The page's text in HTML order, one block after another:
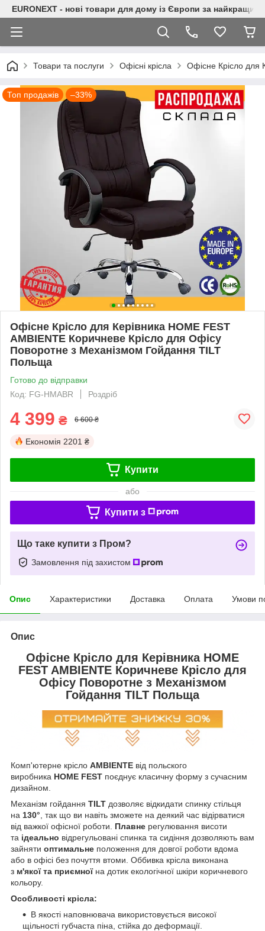
EURONEXT - нові товари для дому із Європи за
Товари та послуги Офісні крісла Офісне Крісло для
Топ продажів –33%
Офісне Крісло для Керівника HOME FEST
AMBIENTE Коричневе Крісло для Офісу
Поворотне з Механізмом Гойдання TILT
Польща
Готово до відправки
Код: FG-HMABR
Роздріб
4 399 ₴ 6 600 ₴
Економія 2201 ₴
Купити
або
Купити з
Що таке купити з Пром?
Замовлення під захистом
Опис Характеристики Доставка Оплата Умови
Опис
Офісне Крісло для Керівника HOME
FEST AMBIENTE Коричневе Крісло для
Офісу Поворотне з Механізмом
Гойдання TILT Польща
Комп'ютерне крісло AMBIENTE від польского
виробника HOME FEST поєднує класичну форму з сучасним
дизайном.
Механізм гойдання TILT дозволяє відкидати спинку стільця
на 130° , так що ви навіть зможете на деякий час відірватися
від важкої офісної роботи. Плавне регулювання висоти
та ідеально відрегульовані спинка та сидіння дозволяють вам
зайняти оптимальне положення для довгої роботи вдома
або в офісі без почуття втоми. Оббивка крісла виконана
з м'якої та приємноїна дотик екологічної шкіри коричневого
кольору.
Особливості крісла:
В якості наповнювача використовується високої
щільності губчаста піна, стійка до деформації.